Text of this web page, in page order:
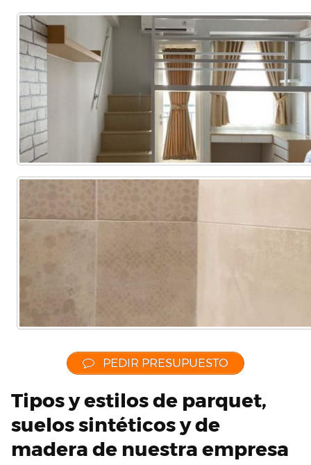
Poner
parquet o
Tarima
Local
Comercial
Instalar
parquet o
(Completa)
Poner
parquet o
Tarima
Vivienda
(Parcial)
etc…
PEDIR PRESUPUESTO
Tipos y estilos de parquet,
suelos sintéticos y de
madera de nuestra empresa